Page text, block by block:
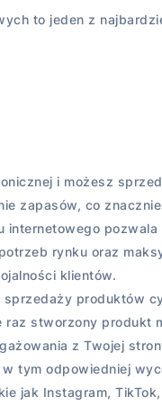
to jeden z
i możesz
zapasów, co
internetowego
rynku oraz
klientów.
produktów
raz stworzony produkt
z Twojej
tym odpowiedniej
jak Instagram,